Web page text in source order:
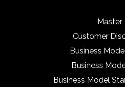
Master
Customer
Business
Business
Business Model